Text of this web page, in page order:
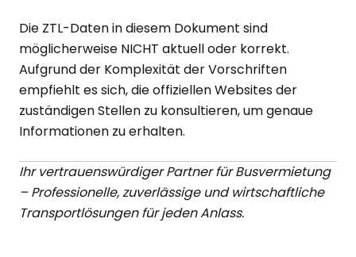
Die ZTL-Daten in diesem Dokument sind
möglicherweise NICHT aktuell oder korrekt.
Aufgrund der Komplexität der Vorschriften
empfiehlt es sich, die offiziellen Websites der
zuständigen Stellen zu konsultieren, um genaue
Informationen zu erhalten.
Ihr vertrauenswürdiger Partner für Busvermietung
– Professionelle, zuverlässige und wirtschaftliche
Transportlösungen für jeden Anlass.